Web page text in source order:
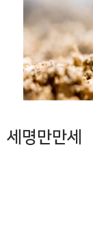
세명만만세